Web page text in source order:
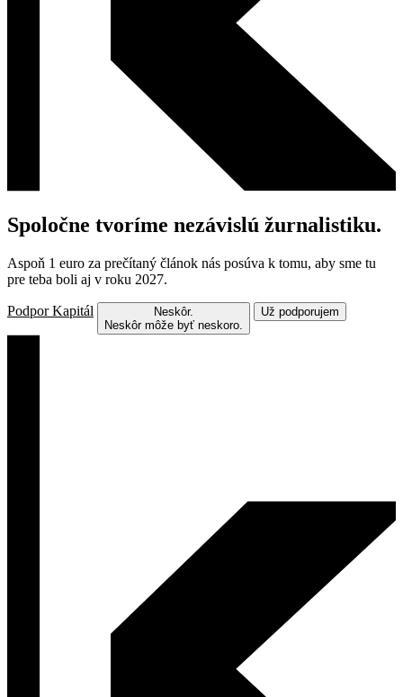
Spoločne tvoríme nezávislú žurnalistiku.
Aspoň 1 euro za prečítaný článok nás posúva k tomu, aby sme tu
pre teba boli aj v roku 2027.
Podpor Kapitál
Neskôr.
Neskôr môže byť neskoro.
Už podporujem